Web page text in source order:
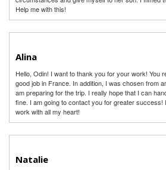
Help me with this!
Alina
Hello, Odin! I want to thank you for your work! You
good job in France. In addition, I was chosen from
am preparing for the trip. I really hope that I can
fine. I am going to contact you for greater
work with all my heart!
Natalie